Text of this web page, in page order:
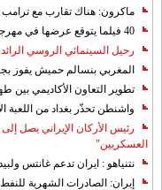
ماكرون: هناك تقارب مع ترامب
40 فيلما يتوقع عرضها في مهرجان كان 2019
رحيل السينمائي الروسي
المغربي بنسالم حميش يفوز
تطوير التعاون الأكاديمي بين
واشنطن تحذّر بغداد من اللعبة
رئيس الأركان الإيراني يصل
العسكريين"
نتنياهو : ايران تدعم غانتس
إيران: الصادرات الشهریة للنفط والمكثفات